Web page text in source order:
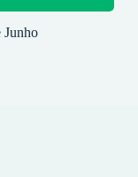
Junho